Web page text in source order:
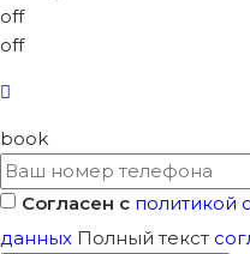
off
off
book
Согласен с политикой
данных Полный текст